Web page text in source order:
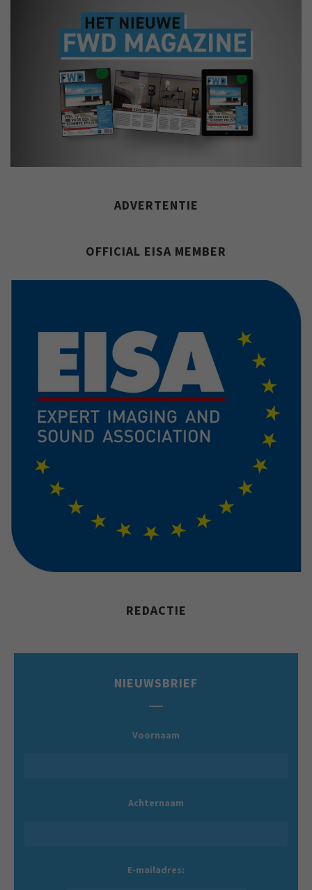
ADVERTENTIE
OFFICIAL EISA MEMBER
REDACTIE
NIEUWSBRIEF
Voornaam
Achternaam
E-mailadres: